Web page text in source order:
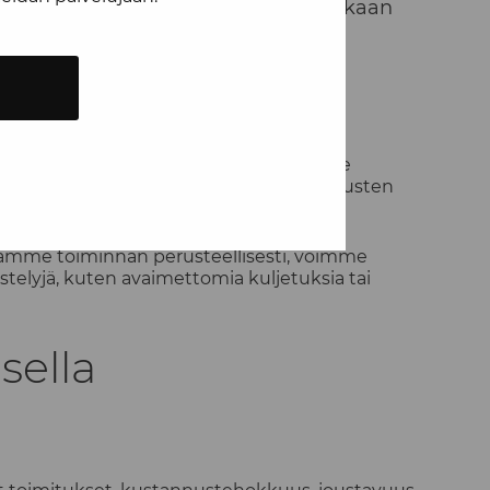
palvelua, joka tukee asiakkaan
jotka perustuvat asiakkaidemme
optimaalisiin aikoihin tai erikoiskuljetusten
toiminnan perusteellisesti, voimme
kuten avaimettomia kuljetuksia tai